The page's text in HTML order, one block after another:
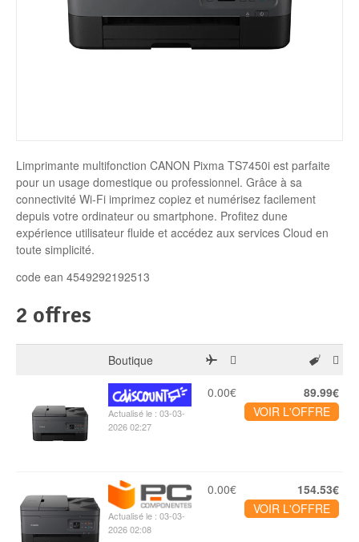
Disque SSD
Limprimante multifonction CANON Pixma TS7450i est parfaite
pour un usage domestique ou professionnel. Grâce à sa
connectivité Wi-Fi imprimez copiez et numérisez facilement
depuis votre ordinateur ou smartphone. Profitez dune
expérience utilisateur fluide et accédez aux services Cloud en
toute simplicité.
code ean 4549292192513
2 offres
Boutique
Actualisé le : 03-03-
2026 02:27
0.00€
89.99€
VOIR L'OFFRE
Actualisé le : 03-03-
2026 02:08
0.00€
154.53€
VOIR L'OFFRE